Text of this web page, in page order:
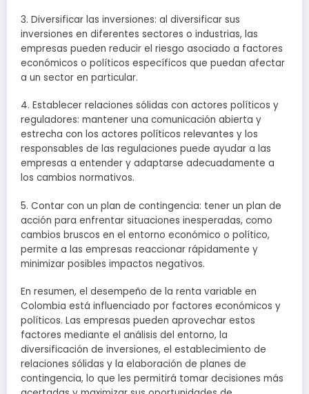
3. Diversificar las inversiones: al diversificar sus
inversiones en diferentes sectores o industrias, las
empresas pueden reducir el riesgo asociado a factores
económicos o políticos específicos que puedan afectar
a un sector en particular.
4. Establecer relaciones sólidas con actores políticos y
reguladores: mantener una comunicación abierta y
estrecha con los actores políticos relevantes y los
responsables de las regulaciones puede ayudar a las
empresas a entender y adaptarse adecuadamente a
los cambios normativos.
5. Contar con un plan de contingencia: tener un plan de
acción para enfrentar situaciones inesperadas, como
cambios bruscos en el entorno económico o político,
permite a las empresas reaccionar rápidamente y
minimizar posibles impactos negativos.
En resumen, el desempeño de la renta variable en
Colombia está influenciado por factores económicos y
políticos. Las empresas pueden aprovechar estos
factores mediante el análisis del entorno, la
diversificación de inversiones, el establecimiento de
relaciones sólidas y la elaboración de planes de
contingencia, lo que les permitirá tomar decisiones más